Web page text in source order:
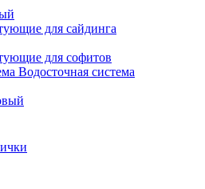
для сайдинга
для софитов
Водосточная система